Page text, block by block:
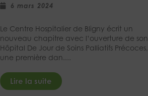
6 mars 2024
Le Centre Hospitalier de Bligny écrit un
nouveau chapitre avec l’ouverture de son
Hôpital De Jour de Soins Palliatifs Précoces,
une première dan....
Lire la suite